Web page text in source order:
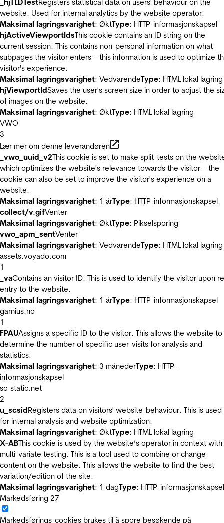
website. Used for internal analytics by the website operator.
Maksimal lagringsvarighet: ØktType: HTTP-informasjonskapsel
hjActiveViewportIdsThis cookie contains an ID string on the
current session. This contains non-personal information on what
subpages the visitor enters – this information is used to optimize
visitor's experience.
Maksimal lagringsvarighet: VedvarendeType: HTML lokal lagring
hjViewportIdSaves the user's screen size in order to adjust the
of images on the website.
Maksimal lagringsvarighet: ØktType: HTML lokal lagring
VWO
3
Lær mer om denne leverandøren
_vwo_uuid_v2This cookie is set to make split-tests on the
which optimizes the website's relevance towards the visitor – the
cookie can also be set to improve the visitor's experience on a
website.
Maksimal lagringsvarighet: 1 årType: HTTP-informasjonskapsel
collect/v.gifVenter
Maksimal lagringsvarighet: ØktType: Pikselsporing
vwo_apm_sentVenter
Maksimal lagringsvarighet: VedvarendeType: HTML lokal lagring
assets.voyado.com
1
_vaContains an visitor ID. This is used to identify the visitor upon
entry to the website.
Maksimal lagringsvarighet: 1 årType: HTTP-informasjonskapsel
garnius.no
1
FPAUAssigns a specific ID to the visitor. This allows the website to
determine the number of specific user-visits for analysis and
statistics.
Maksimal lagringsvarighet: 3 månederType: HTTP-
informasjonskapsel
sc-static.net
2
u_scsidRegisters data on visitors' website-behaviour. This is used
for internal analysis and website optimization.
Maksimal lagringsvarighet: ØktType: HTML lokal lagring
X-ABThis cookie is used by the website’s operator in context with
multi-variate testing. This is a tool used to combine or change
content on the website. This allows the website to find the best
variation/edition of the site.
Maksimal lagringsvarighet: 1 dagType: HTTP-informasjonskapsel
Markedsføring 27
Markedsførings-cookies brukes til å spore besøkende på